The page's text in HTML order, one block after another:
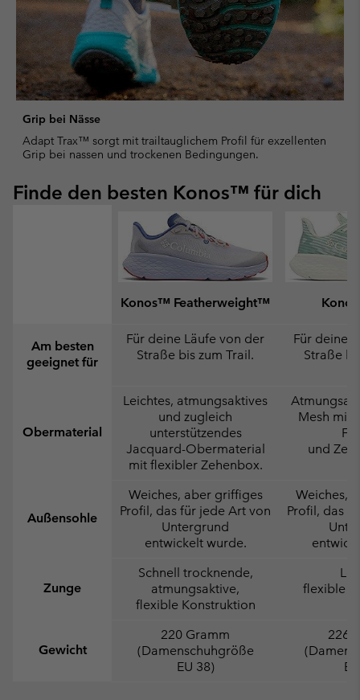
Grip bei Nässe
Adapt Trax™ sorgt mit trailtauglichem Profil für exzellenten
Grip bei nassen und trockenen Bedingungen.
Finde den besten Konos™ für dich
Konos™ Featherweight™
Am besten
geeignet für
Für deine Läufe von der
Straße bis zum Trail.
Für deine
Straße
Obermaterial
Leichtes, atmungsaktives
und zugleich
unterstützendes
Jacquard-Obermaterial
mit flexibler Zehenbox.
Mesh mit
und
Außensohle
Weiches, aber griffiges
Profil, das für jede Art von
Untergrund
entwickelt wurde.
Weiches,
Profil, das
Zunge
Schnell trocknende,
atmungsaktive,
flexible Konstruktion
flexible
Gewicht
220 Gramm
(Damenschuhgröße
EU 38)
226